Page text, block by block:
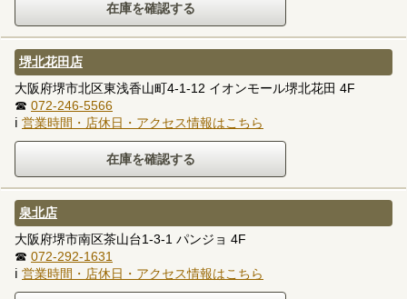
堺北花田店
大阪府堺市北区東浅香山町4-1-12 イオンモール堺北花田 4F
☎ 072-246-5566
ℹ 営業時間・店休日・アクセス情報はこちら
泉北店
大阪府堺市南区茶山台1-3-1 パンジョ 4F
☎ 072-292-1631
ℹ 営業時間・店休日・アクセス情報はこちら